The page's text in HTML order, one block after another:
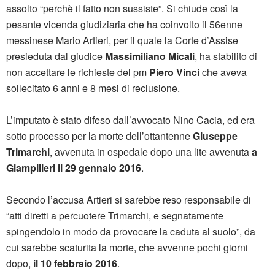
assolto “perchè il fatto non sussiste”. Si chiude così la
pesante vicenda giudiziaria che ha coinvolto il 56enne
messinese Mario Artieri, per il quale la Corte d’Assise
presieduta dal giudice Massimiliano Micali, ha stabilito di
non accettare le richieste del pm Piero Vinciche aveva
sollecitato 6 anni e 8 mesi di reclusione.
L’imputato è stato difeso dall’avvocato Nino Cacia, ed era
sotto processo per la morte dell’ottantenneGiuseppe
Trimarchi, avvenuta in ospedale dopo una lite avvenutaa
Giampilieri il 29 gennaio 2016.
Secondo l’accusa Artieri si sarebbe reso responsabile di
“atti diretti a percuotere Trimarchi, e segnatamente
spingendolo in modo da provocare la caduta al suolo”, da
cui sarebbe scaturita la morte, che avvenne pochi giorni
dopo, il 10 febbraio 2016.